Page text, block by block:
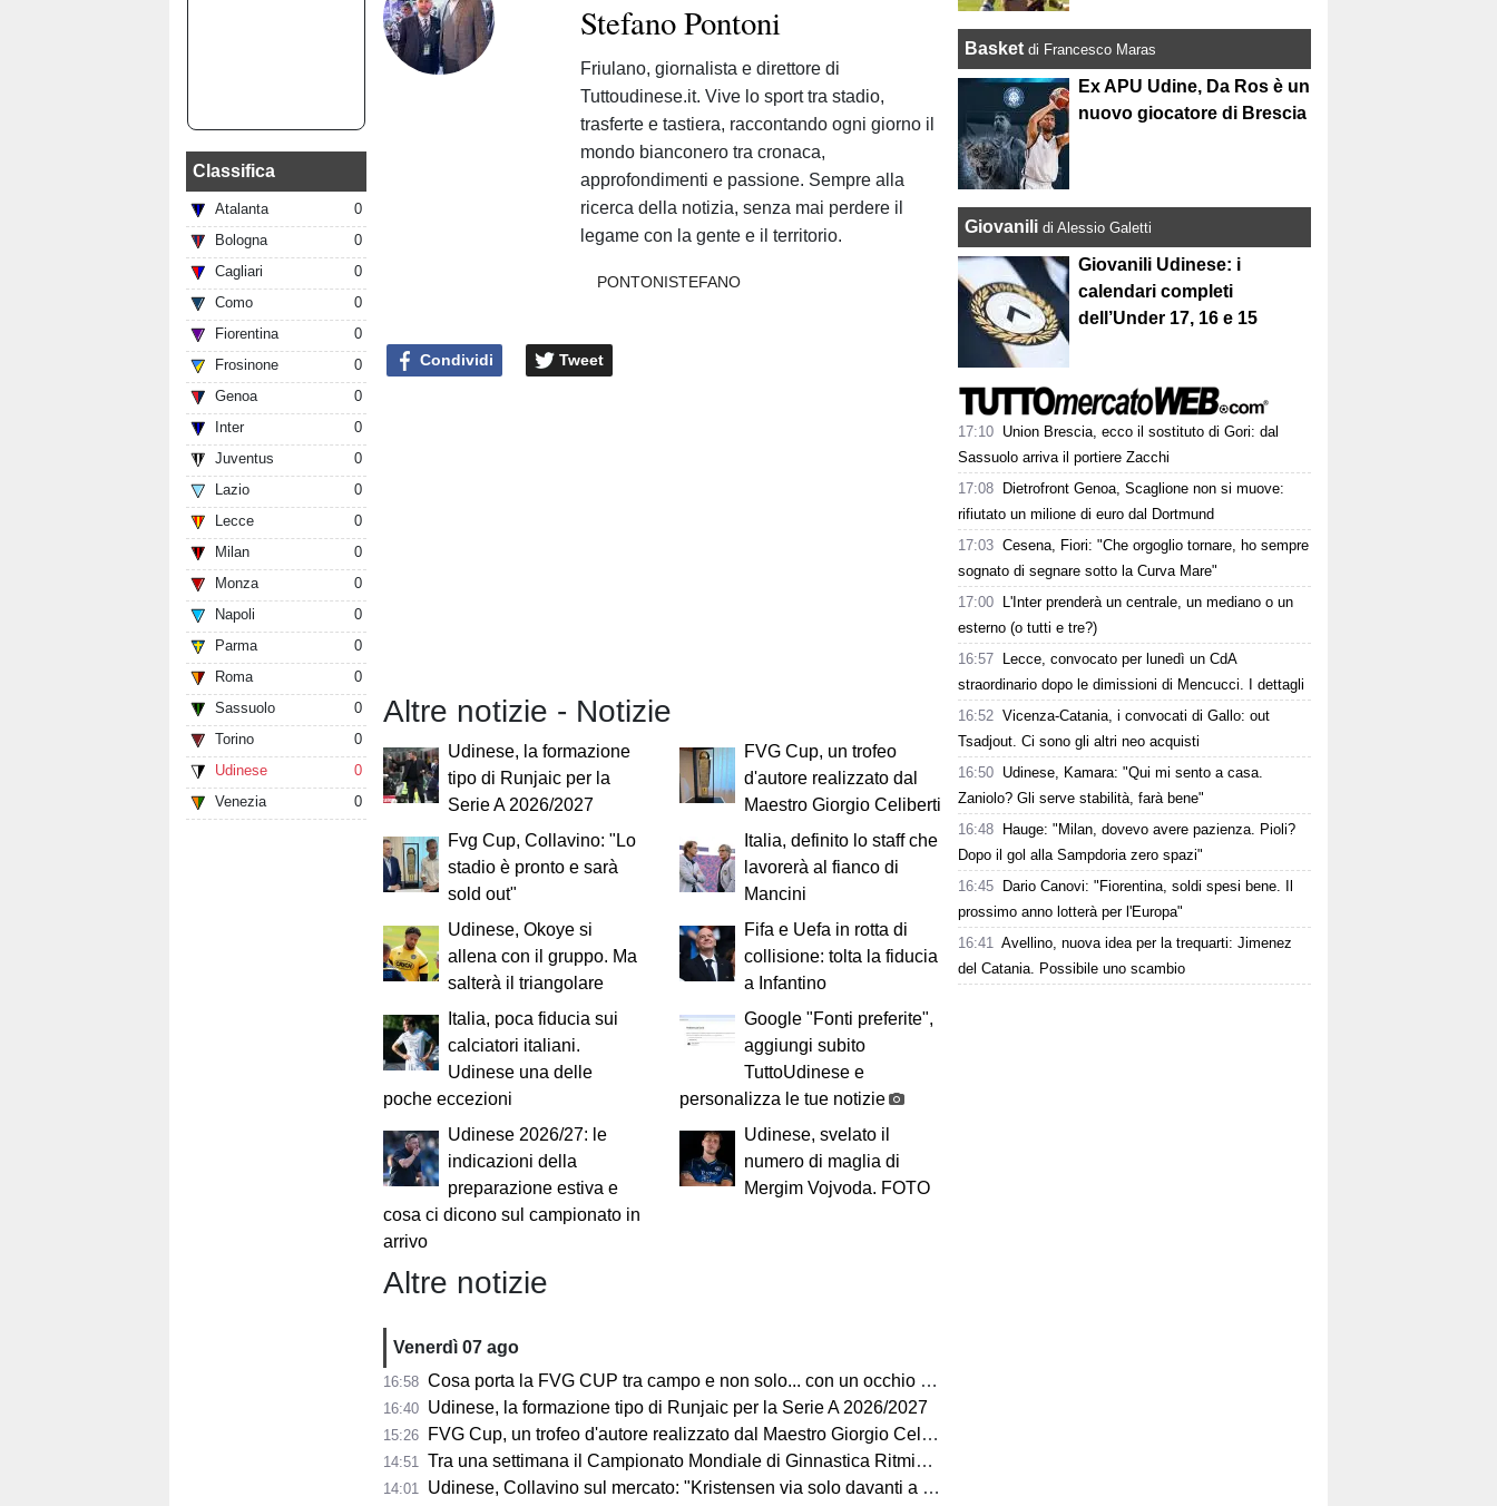
Classifica
Atalanta
0
Bologna
0
Cagliari
0
Como
0
Fiorentina
0
Frosinone
0
Genoa
0
Inter
0
Juventus
0
Lazio
0
Lecce
0
Milan
0
Monza
0
Napoli
0
Parma
0
Roma
0
Sassuolo
0
Torino
0
Udinese
0
Venezia
0
Stefano Pontoni
Friulano, giornalista e direttore di
Tuttoudinese.it. Vive lo sport tra stadio,
trasferte e tastiera, raccontando ogni giorno il
mondo bianconero tra cronaca,
approfondimenti e passione. Sempre alla
ricerca della notizia, senza mai perdere il
legame con la gente e il territorio.
PONTONISTEFANO
Condividi Tweet
Altre notizie - Notizie
Udinese, la formazione
tipo di Runjaic per la
Serie A 2026/2027
FVG Cup, un trofeo
d'autore realizzato dal
Maestro Giorgio Celiberti
Fvg Cup, Collavino: "Lo
stadio è pronto e sarà
sold out"
Italia, definito lo staff che
lavorerà al fianco di
Mancini
Udinese, Okoye si
allena con il gruppo. Ma
salterà il triangolare
Fifa e Uefa in rotta di
collisione: tolta la fiducia
a Infantino
Italia, poca fiducia sui
calciatori italiani.
Udinese una delle
poche eccezioni
Google "Fonti preferite",
aggiungi subito
TuttoUdinese e
personalizza le tue notizie
Udinese 2026/27: le
indicazioni della
preparazione estiva e
cosa ci dicono sul campionato in
arrivo
Udinese, svelato il
numero di maglia di
Mergim Vojvoda. FOTO
Altre notizie
Venerdì 07 ago
16:58 Cosa porta la FVG CUP tra campo e non solo... con un occhio sempre al MERCATO
16:40 Udinese, la formazione tipo di Runjaic per la Serie A 2026/2027
15:26 FVG Cup, un trofeo d'autore realizzato dal Maestro Giorgio Celiberti
14:51 Tra una settimana il Campionato Mondiale di Ginnastica Ritmica: ci sarà Tara Dragas
14:01 Udinese, Collavino sul mercato: "Kristensen via solo davanti a un'offerta irrinunciabile. Portiere? Stiamo lavorando"
Basket di Francesco Maras
Ex APU Udine, Da Ros è un
nuovo giocatore di Brescia
Giovanili di Alessio Galetti
Giovanili Udinese: i
calendari completi
dell’Under 17, 16 e 15
17:10 Union Brescia, ecco il sostituto di Gori: dal
Sassuolo arriva il portiere Zacchi
17:08
Dietrofront Genoa, Scaglione non si muove:
rifiutato un milione di euro dal Dortmund
17:03 Cesena, Fiori: "Che orgoglio tornare, ho sempre
sognato di segnare sotto la Curva Mare"
17:00
L'Inter prenderà un centrale, un mediano o un
esterno (o tutti e tre?)
16:57
Lecce, convocato per lunedì un CdA
straordinario dopo le dimissioni di Mencucci. I dettagli
16:52 Vicenza-Catania, i convocati di Gallo: out
Tsadjout. Ci sono gli altri neo acquisti
16:50 Udinese, Kamara: "Qui mi sento a casa.
Zaniolo? Gli serve stabilità, farà bene"
16:48
Hauge: "Milan, dovevo avere pazienza. Pioli?
Dopo il gol alla Sampdoria zero spazi"
16:45
Dario Canovi: "Fiorentina, soldi spesi bene. Il
prossimo anno lotterà per l'Europa"
16:41 Avellino, nuova idea per la trequarti: Jimenez
del Catania. Possibile uno scambio